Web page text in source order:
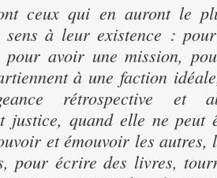
ceux qui en auront le
sens à leur existence :
pour avoir une mission,
à une faction
rétrospective et
justice, quand elle ne peut
et émouvoir les
pour écrire des livres,